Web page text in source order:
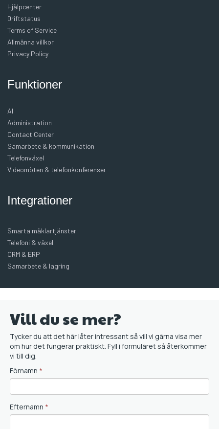
Hjälpcenter
Driftstatus
Terms of Service
Allmänna villkor
Privacy Policy
Funktioner
AI
Administration
Contact Center
Samarbete & kommunikation
Telefonväxel
Videomöten & telefonkonferenser
Integrationer
Smarta mäklartjänster
Telefoni & växel
CRM & ERP
Samarbete & lagring